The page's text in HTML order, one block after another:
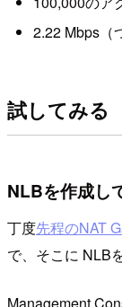
2.22 Mbps（
試してみる
NLBを作成し
丁度先程のNAT
で、そこに NLB